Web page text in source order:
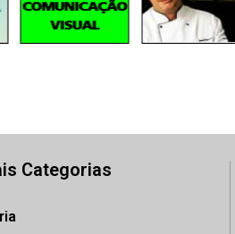
Categorias